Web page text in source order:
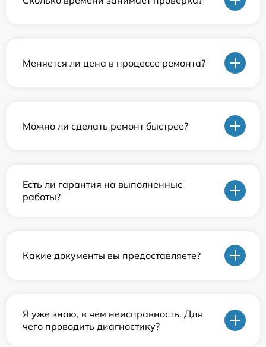
Меняется ли цена в процессе ремонта?
Можно ли сделать ремонт быстрее?
Есть ли гарантия на выполненные
работы?
Какие документы вы предоставляете?
Я уже знаю, в чем неисправность. Для
чего проводить диагностику?